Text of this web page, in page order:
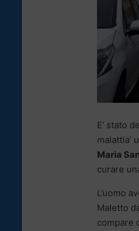
E’ stato
malattia’
Maria
curare
L’uomo
Maletto
compare